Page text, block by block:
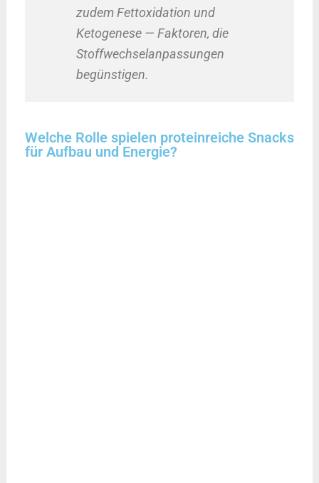
zudem Fettoxidation und
Ketogenese — Faktoren, die
Stoffwechselanpassungen
begünstigen.
Welche Rolle spielen proteinreiche Snacks
für Aufbau und Energie?